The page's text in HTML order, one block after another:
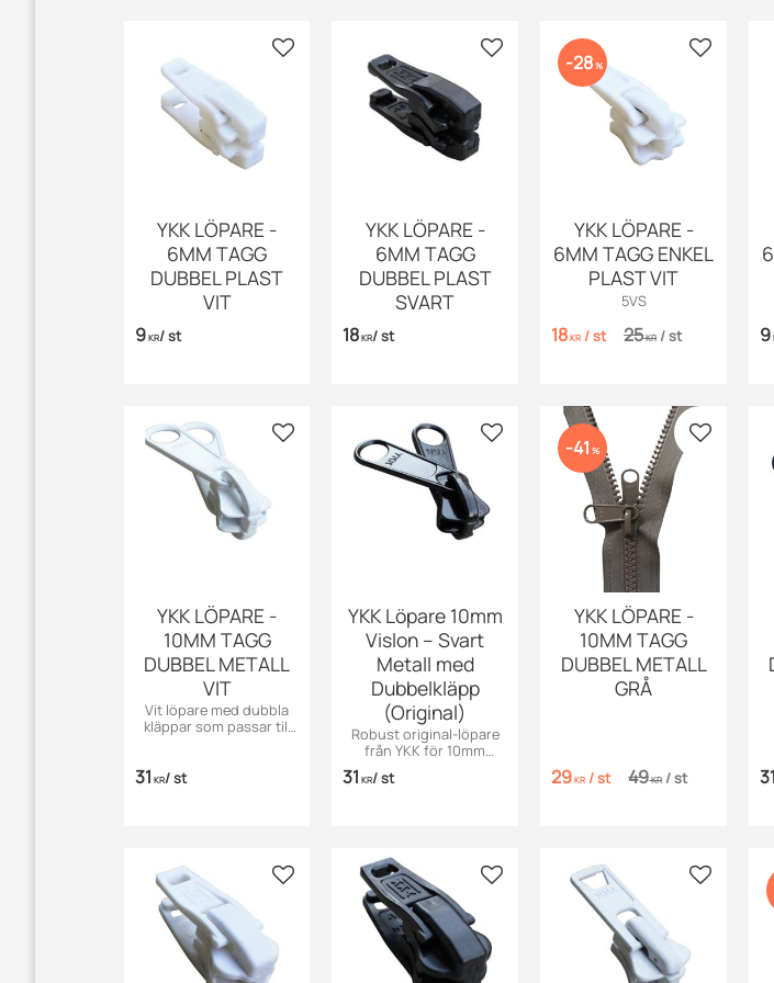
YKK LÖPARE -
6MM TAGG
DUBBEL PLAST
VIT
9KR/st
Lägg till i favoriter
YKK LÖPARE -
6MM TAGG
DUBBEL PLAST
SVART
18KR/st
Lägg till i favoriter
YKK LÖPARE -
6MM TAGG ENKEL
PLAST VIT
5VS
18KR /st 25KR /st
28% Lägg till i
9
YKK LÖPARE -
10MM TAGG
DUBBEL METALL
VIT
Vit löpare med dubbla
kläppar som passar till
31 KR/st
Lägg till i favoriter
YKK Löpare 10mm
Vislon – Svart
Metall med
Dubbelkläpp
(Original)
Robust original-löpare
från YKK för 10mm
Dubbelkläpp för enkel
31 KR/st
Lägg till i favoriter
YKK LÖPARE -
10MM TAGG
DUBBEL METALL
GRÅ
29KR /st 49KR /st
41 % Lägg till i
31
Lägg till i favoriter Lägg till i favoriter Lägg till i